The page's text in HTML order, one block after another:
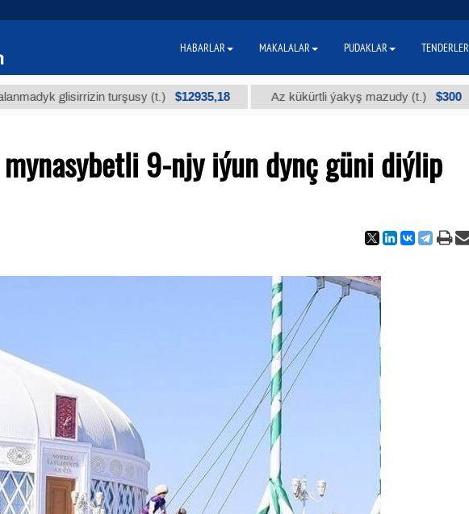
glisirrizin turşusy (t.) $12935,18 Az kükürtli ýakyş mazudy (t.) $300
9-njy iýun dynç güni diýlip
HABARLAR MAKALALAR PUDAKLAR TENDERLER